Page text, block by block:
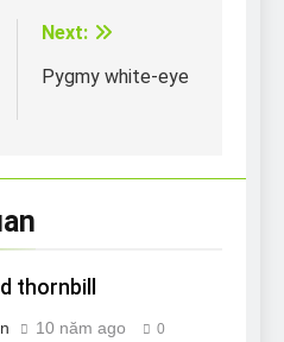
Next:
Pygmy white-eye
thornbill
10 năm ago 0